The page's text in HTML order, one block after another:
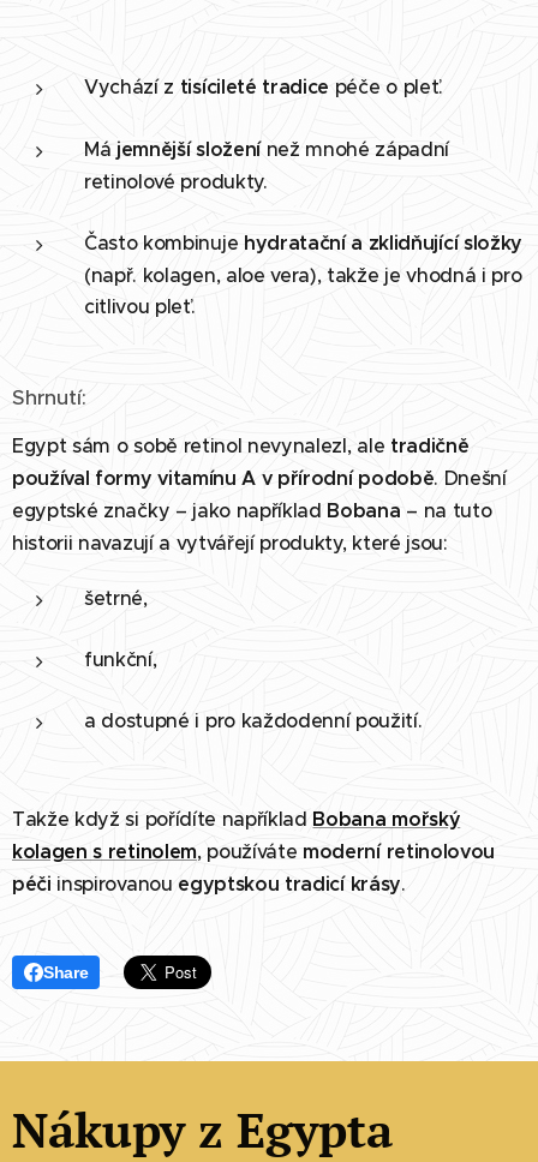
Vychází z tisícileté tradice péče o pleť.
Má jemnější složenínež mnohé západní
retinolové produkty.
Často kombinuje hydratační a zklidňující složky
(např. kolagen, aloe vera), takže je vhodná i pro
citlivou pleť.
Shrnutí:
Egypt sám o sobě retinol nevynalezl, ale tradičně
používal formy vitamínu A v přírodní podobě. Dnešní
egyptské značky – jako například Bobana – na tuto
historii navazují a vytvářejí produkty, které jsou:
šetrné,
funkční,
a dostupné i pro každodenní použití.
Takže když si pořídíte například Bobana mořský
kolagen s retinolem, používáte moderní retinolovou
péči inspirovanou egyptskou tradicí krásy.
Share
Nákupy z Egypta